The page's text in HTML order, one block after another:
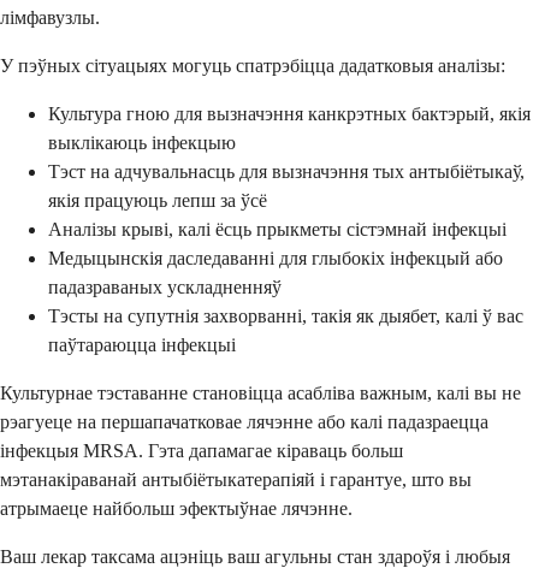
лімфавузлы.
У пэўных сітуацыях могуць спатрэбіцца дадатковыя аналізы:
Культура гною для вызначэння канкрэтных бактэрый, якія
выклікаюць інфекцыю
Тэст на адчувальнасць для вызначэння тых антыбіётыкаў,
якія працуюць лепш за ўсё
Аналізы крыві, калі ёсць прыкметы сістэмнай інфекцыі
Медыцынскія даследаванні для глыбокіх інфекцый або
падазраваных ускладненняў
Тэсты на супутнія захворванні, такія як дыябет, калі ў вас
паўтараюцца інфекцыі
Культурнае тэставанне становіцца асабліва важным, калі вы не
рэагуеце на першапачатковае лячэнне або калі падазраецца
інфекцыя MRSA. Гэта дапамагае кіраваць больш
мэтанакіраванай антыбіётыкатерапіяй і гарантуе, што вы
атрымаеце найбольш эфектыўнае лячэнне.
Ваш лекар таксама ацэніць ваш агульны стан здароўя і любыя